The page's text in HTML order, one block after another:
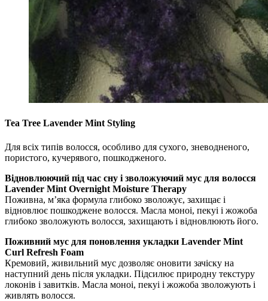
Tea Tree Lavender Mint Styling
Для всіх типів волосся, особливо для сухого, зневодненого,
пористого, кучерявого, пошкодженого.
Відновлюючий під час сну і зволожуючий мус для волосся
Lavender Mint Overnight Moisture Therapy
Поживна, м’яка формула глибоко зволожує, захищає і
відновлює пошкоджене волосся. Масла моноі, пекуі і жожоба
глибоко зволожують волосся, захищають і відновлюють його.
Поживний мус для поновлення укладки Lavender Mint
Curl Refresh Foam
Кремовий, живильний мус дозволяє оновити зачіску на
наступний день після укладки. Підсилює природну текстуру
локонів і завитків. Масла моноі, пекуі і жожоба зволожують і
живлять волосся.